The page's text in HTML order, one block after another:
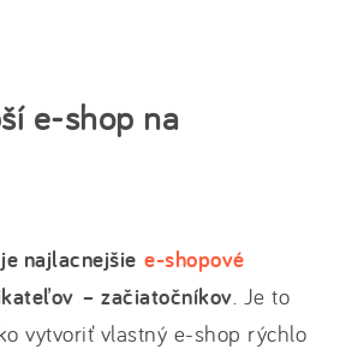
e-shop na
najlacnejšie e-shopové
– začiatočníkov. Je to
vytvoriť vlastný e-shop rýchlo